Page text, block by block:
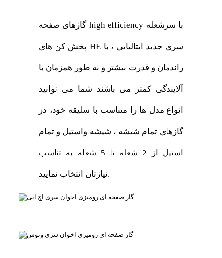
گازهای صفحه high efficiency با سرشعله
پخش کن های HE سری جدید ایتالیایی ، با
راندمان و قدرت بیشتر و به طور همزمان با
آلایندگی کمتر می باشند شما می توانید
انواع مدل ها را متناسب با سلیقه خود، در
گازهای تمام شیشه ، شیشه واستیل و تمام
استیل از 2 شعله تا 5 شعله به تناسب
نیازتان انتخاب نمایید.